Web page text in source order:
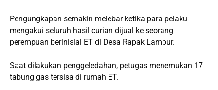
Pengungkapan semakin melebar ketika para pelaku
mengakui seluruh hasil curian dijual ke seorang
perempuan berinisial ET di Desa Rapak Lambur.
Saat dilakukan penggeledahan, petugas menemukan 17
tabung gas tersisa di rumah ET.